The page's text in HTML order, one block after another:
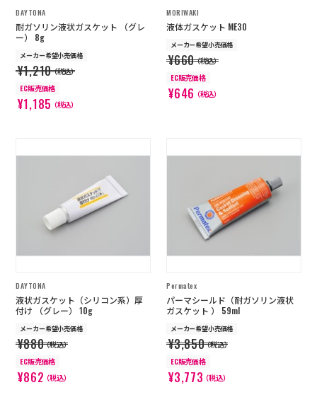
DAYTONA
耐ガソリン液状ガスケット （グレ
ー） 8g
メーカー希望小売価格
¥1,210（税込）
EC販売価格
¥1,185（税込）
MORIWAKI
液体ガスケット ME30
メーカー希望小売価格
¥660（税込）
EC販売価格
¥646（税込）
DAYTONA
液状ガスケット（シリコン系）厚
付け （グレー） 10g
メーカー希望小売価格
¥880（税込）
EC販売価格
¥862（税込）
Permatex
パーマシールド（耐ガソリン液状
ガスケット ） 59ml
メーカー希望小売価格
¥3,850（税込）
EC販売価格
¥3,773（税込）